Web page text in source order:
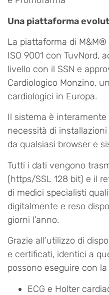
Una piattaforma
La piattaforma di
ISO 9001 con TuvNord,
livello con il SSN e
Cardiologico Monzino,
cardiologici in Europa.
Il sistema è
necessità di
da qualsiasi browser e
Tutti i dati vengono
(https/SSL 128 bit) e il
di medici specialisti
digitalmente e reso
giorni l’anno.
Grazie all’utilizzo di
e certificati, identici a
possono eseguire con
ECG e Holter